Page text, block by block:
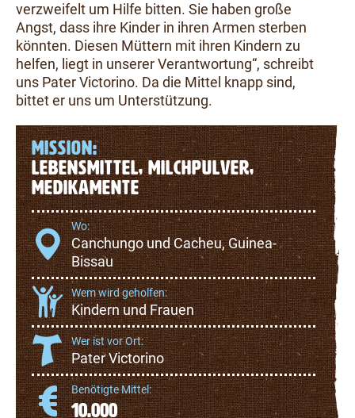
verzweifelt um Hilfe bitten. Sie haben große
Angst, dass ihre Kinder in ihren Armen sterben
könnten. Diesen Müttern mit ihren Kindern zu
helfen, liegt in unserer Verantwortung“, schreibt
uns Pater Victorino. Da die Mittel knapp sind,
bittet er uns um Unterstützung.
MISSION:
LEBENSMITTEL, MILCHPULVER,
MEDIKAMENTE
Wo:
Canchungo und Cacheu, Guinea-
Bissau
Wem wird geholfen:
Kindern und Frauen
Wer ist vor Ort:
Pater Victorino
Benötigte Mittel:
10.000